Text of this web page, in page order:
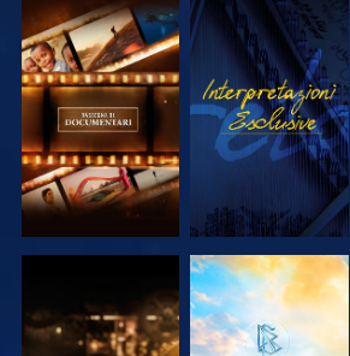
ESPLORA LE
SERIE
GUARDA
ESPLORA LE
SERIE
ESPLORA LE
SERIE